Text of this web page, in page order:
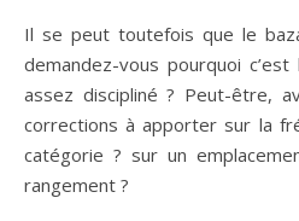
Il se peut toutefois que le
demandez-vous pourquoi
assez discipliné ? Peut-être,
corrections à apporter sur la
catégorie ? sur un
rangement ?